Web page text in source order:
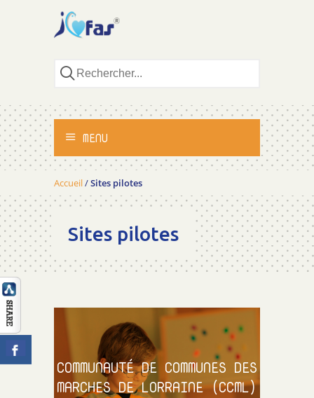
MENU
ACCUEIL
CONTACT
Accueil/Sites pilotes
Sites pilotes
COMMUNAUTÉ DE COMMUNES DES
MARCHES DE LORRAINE (CCML)